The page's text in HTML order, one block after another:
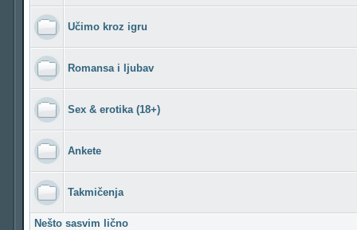
Učimo kroz igru
Romansa i ljubav
Sex & erotika (18+)
Ankete
Takmičenja
Nešto sasvim lično